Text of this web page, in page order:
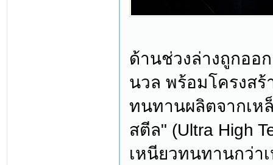
ด้านช่วงล่างถูกออ
นวล พร้อมโครงสร้
ทนทานผลิตจากเห
สตีล" (Ultra High
เหนียวทนทานกว่า